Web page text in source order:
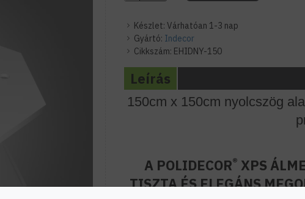
Készlet: Várhatóan 1-3 nap
Gyártó: Indecor
Cikkszám: EHIDNY-150
Leírás
150cm x 150cm nyolcszög
A POLIDECOR® XPS
TISZTA ÉS ELEGÁNS